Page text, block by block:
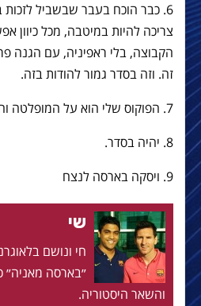
6. כבר הוכח בעבר שבשביל
צריכה להיות במיטבה, מכל כיוון
הקבוצה, בלי ראפיניה, עם הגנה
זה. וזה בסדר גמור להודות בזה.
7. הפוקוס שלי הוא על המופלטה והחמאה. הלה ליגה.
8. יהיה בסדר.
9. ויסקה בארסה לנצח
שי
״בארסה מאניה״
והשאר היסטוריה.